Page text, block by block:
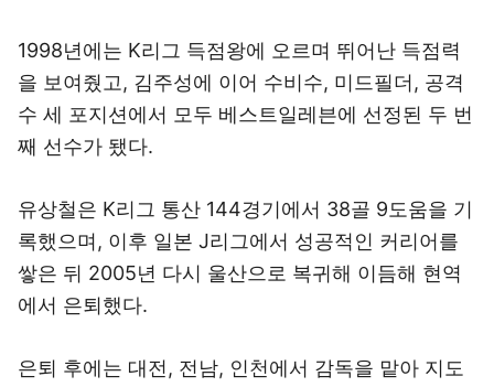
1998년에는 K리그 득점왕에 오르며 뛰어난 득점력
을 보여줬고, 김주성에 이어 수비수, 미드필더, 공격
수 세 포지션에서 모두 베스트일레븐에 선정된 두 번
째 선수가 됐다.
유상철은 K리그 통산 144경기에서 38골 9도움을 기
록했으며, 이후 일본 J리그에서 성공적인 커리어를
쌓은 뒤 2005년 다시 울산으로 복귀해 이듬해 현역
에서 은퇴했다.
은퇴 후에는 대전, 전남, 인천에서 감독을 맡아 지도